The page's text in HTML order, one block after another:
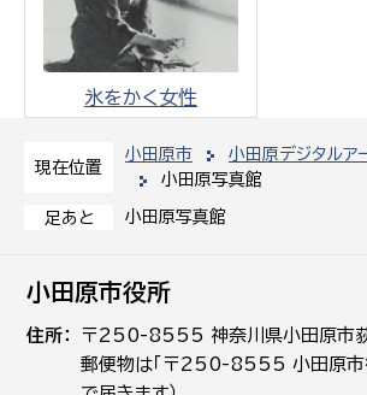
現在位置
小田原市
小田原デジタルア
小田原写真館
足あと 小田原写真館
氷をかく女性
小田原市役所
住所
〒250-8555 神奈川県小田原市
郵便物は「〒250-8555 小田原市